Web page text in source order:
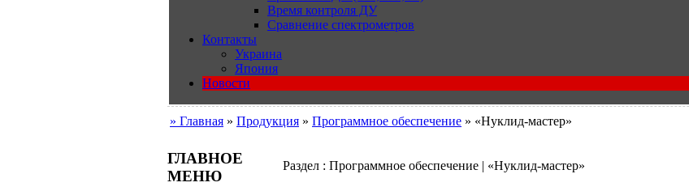
Время контроля ДУ
Сравнение спектрометров
Контакты
Украина
Япония
Новости
» Главная » Продукция » Программное обеспечение » «Нуклид-мастер»
ГЛАВНОЕ
МЕНЮ
Раздел : Программное обеспечение | «Нуклид-мастер»